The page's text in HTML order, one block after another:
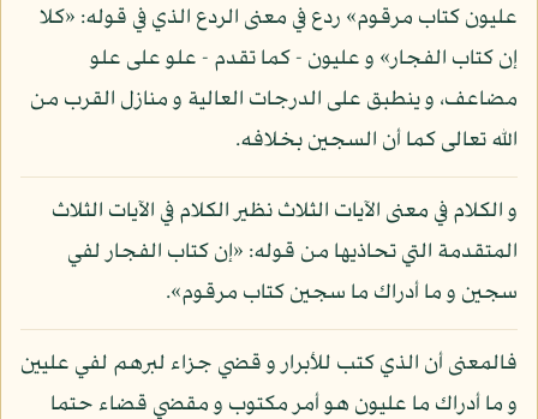
عليون كتاب مرقوم» ردع في معنى الردع الذي في قوله: «كلا
إن كتاب الفجار» و عليون - كما تقدم - علو على علو
مضاعف، و ينطبق على الدرجات العالية و منازل القرب من
الله تعالى كما أن السجين بخلافه.
و الكلام في معنى الآيات الثلاث نظير الكلام في الآيات الثلاث
المتقدمة التي تحاذيها من قوله: «إن كتاب الفجار لفي
سجين و ما أدراك ما سجين كتاب مرقوم».
فالمعنى أن الذي كتب للأبرار و قضي جزاء لبرهم لفي عليين
و ما أدراك ما عليون هو أمر مكتوب و مقضي قضاء حتما